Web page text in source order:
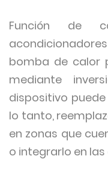
Función de
bomba de calor
mediante
dispositivo
lo tanto,
en zonas que
o integrarlo en